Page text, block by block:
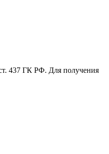
437 ГК РФ. Для получения